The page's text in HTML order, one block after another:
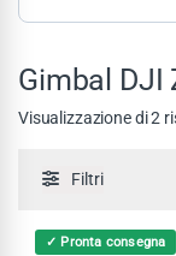
Gimbal DJI
Visualizzazione di 2
Filtri
✓ Pronta consegna